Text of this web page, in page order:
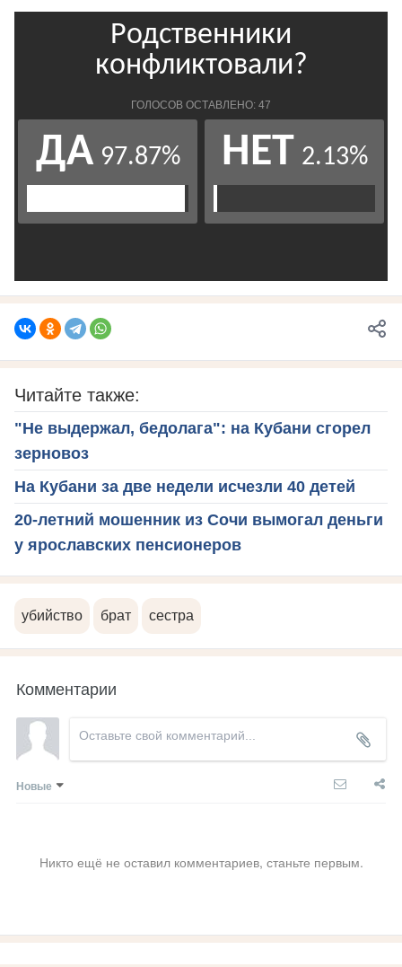
Читайте также:
"Не выдержал, бедолага": на Кубани сгорел
зерновоз
На Кубани за две недели исчезли 40 детей
20-летний мошенник из Сочи вымогал деньги
у ярославских пенсионеров
убийство брат сестра
Комментарии
Новые
Никто ещё не оставил комментариев, станьте первым.